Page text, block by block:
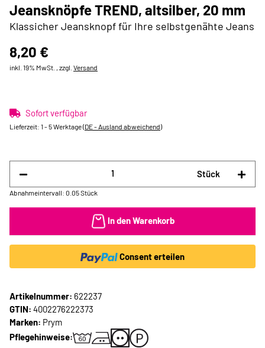
Jeansknöpfe TREND, altsilber, 20 mm
Klassicher Jeansknopf für Ihre selbstgenähte Jeans
8,20 €
inkl. 19% MwSt. , zzgl. Versand
Sofort verfügbar
Lieferzeit: 1 - 5 Werktage(DE - Ausland abweichend)
Stück
Abnahmeintervall: 0.05 Stück
In den Warenkorb
Consent erteilen
Artikelnummer: 622237
GTIN: 4002276222373
Marken: Prym
Pflegehinweise: